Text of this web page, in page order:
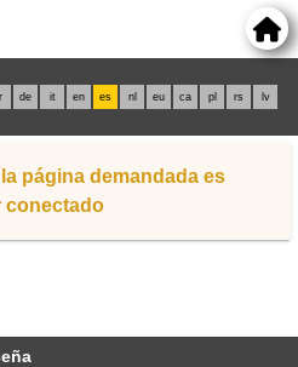
de it en es nl eu ca pl rs lv
página demandada es
conectado